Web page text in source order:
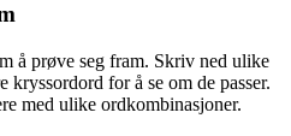
å prøve seg fram. Skriv ned ulike
kryssordord for å se om de passer.
med ulike ordkombinasjoner.